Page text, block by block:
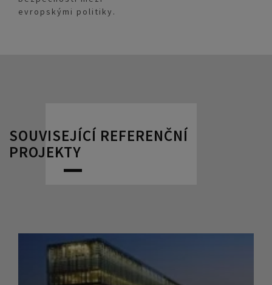
evropskými politiky.
SOUVISEJÍCÍ REFERENČNÍ
PROJEKTY